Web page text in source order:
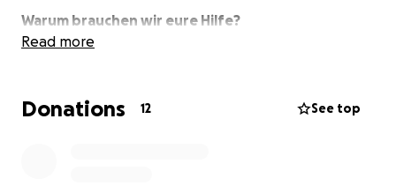
Warum brauchen wir eure Hilfe?
Initiativen und Kulturschaffenden wollen deutlich
Read more
Donations 12 See top